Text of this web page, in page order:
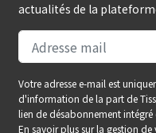
actualités de la
Votre adresse e-mail est
d'information de la part de
lien de désabonnement intégré
En savoir plus sur la gestion